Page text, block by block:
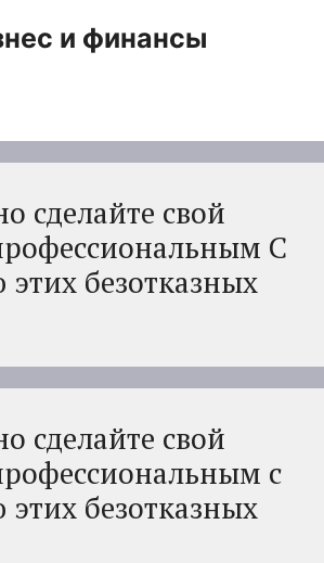
и финансы
сделайте свой
С
безотказных
сделайте свой
с
безотказных